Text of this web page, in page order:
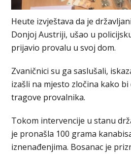
Heute izvještava da je
Donjoj Austriji, ušao u
prijavio provalu u svoj dom.
Zvaničnici su ga saslušali,
izašli na mjesto zločina kako
tragove provalnika.
Tokom intervencije u stanu
je pronašla 100 grama
iznenađenjima. Bosanac je